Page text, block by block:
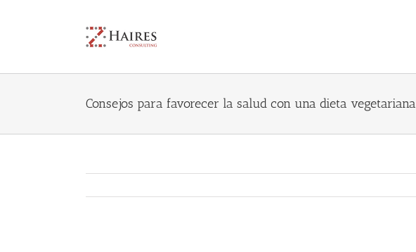
Consejos para favorecer la salud con una dieta vegetariana